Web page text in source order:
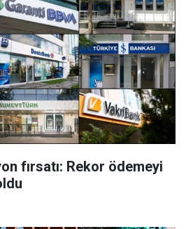
fırsatı: Rekor ödemeyi